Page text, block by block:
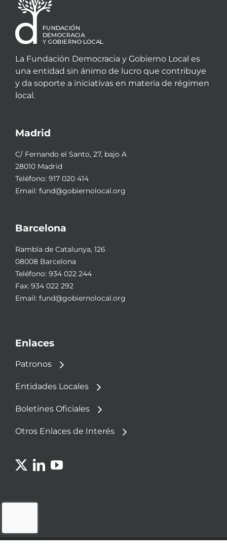
La Fundación Democracia y Gobierno Local es
una entidad sin ánimo de lucro que contribuye
y da soporte a iniciativas en materia de régimen
local.
Madrid
C/ Fernando el Santo, 27, bajo A
28010 Madrid
Teléfono: 917 020 414
Email: fund@gobiernolocal.org
Barcelona
Rambla de Catalunya, 126
08008 Barcelona
Teléfono: 934 022 244
Fax: 934 022 292
Email: fund@gobiernolocal.org
Enlaces
Patronos
Entidades Locales
Boletines Oficiales
Otros Enlaces de Interés